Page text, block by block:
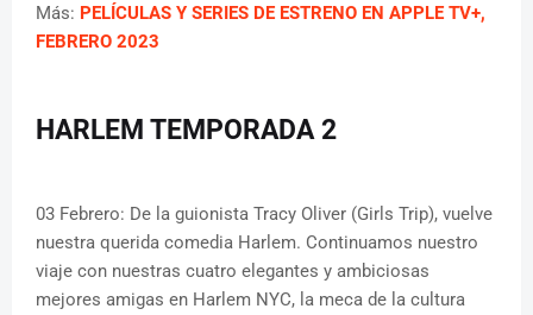
Más: PELÍCULAS Y SERIES DE ESTRENO EN APPLE TV+,
FEBRERO 2023
HARLEM TEMPORADA 2
03 Febrero: De la guionista Tracy Oliver (Girls Trip), vuelve
nuestra querida comedia Harlem. Continuamos nuestro
viaje con nuestras cuatro elegantes y ambiciosas
mejores amigas en Harlem NYC, la meca de la cultura